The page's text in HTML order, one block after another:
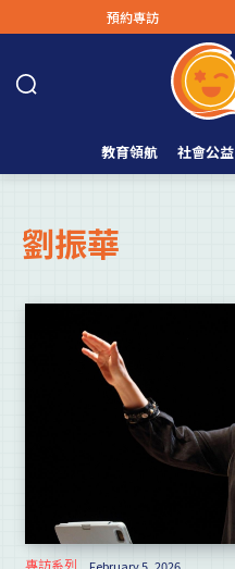
預約專訪
教育領航 社會公益
劉振華
專訪系列